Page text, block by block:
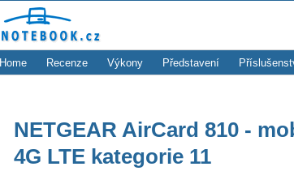
Home Recenze Výkony Představení
NETGEAR AirCard 810 -
4G LTE kategorie 11